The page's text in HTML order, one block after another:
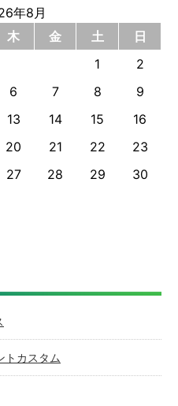
年8月
木 金 土
日
1
2
6 7 8
9
13 14 15
16
20 21 22
23
27 28 29
30
カスタム